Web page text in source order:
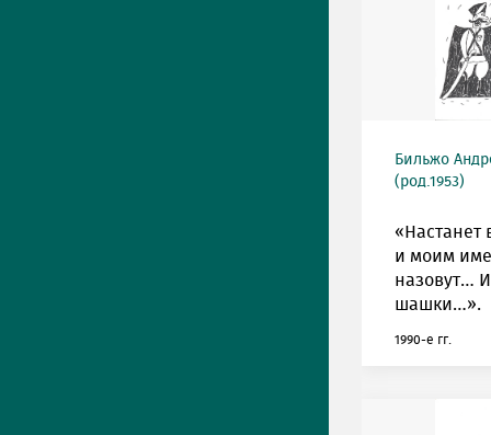
Бильжо
(род.1953)
«Настанет
и моим
назовут…
шашки…».
1990-е гг.